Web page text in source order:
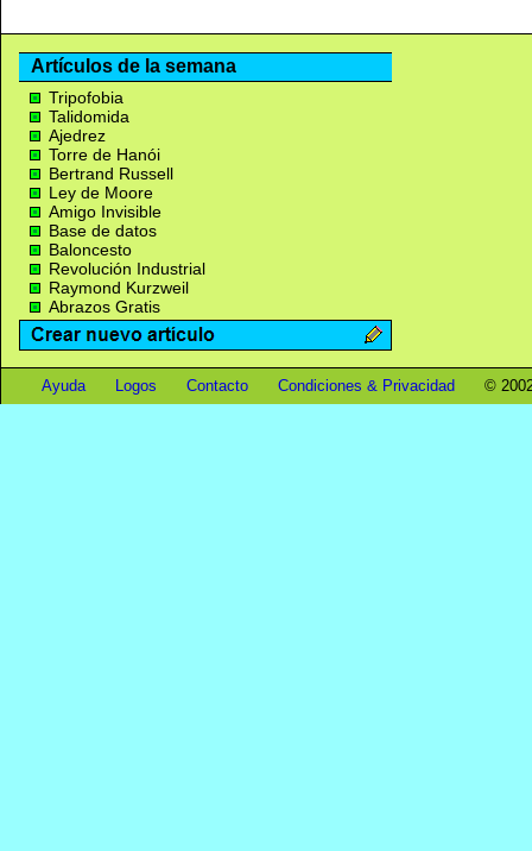
Artículos de la semana
Tripofobia
Talidomida
Ajedrez
Torre de Hanói
Bertrand Russell
Ley de Moore
Amigo Invisible
Base de datos
Baloncesto
Revolución Industrial
Raymond Kurzweil
Abrazos Gratis
Ayuda Logos Contacto Condiciones & Privacidad ©